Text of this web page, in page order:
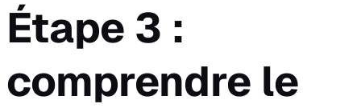
Étape 3 :
comprendre le